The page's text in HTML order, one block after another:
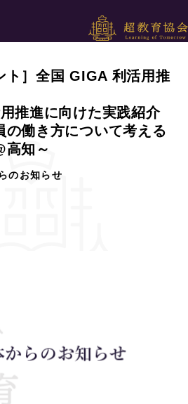
ト］全国 GIGA 利活用推
推進に向けた実践紹介
の働き方について考える
高知～
のお知らせ